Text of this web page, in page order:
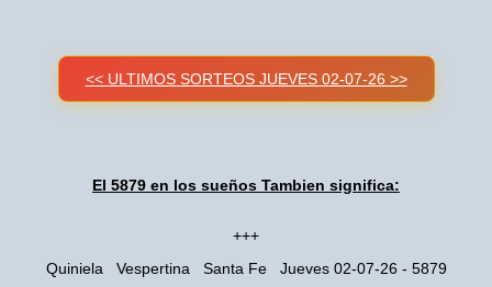
<< ULTIMOS SORTEOS JUEVES 02-07-26 >>
El 5879 en los sueños Tambien significa:
+++
Quiniela Vespertina Santa Fe Jueves 02-07-26 - 5879